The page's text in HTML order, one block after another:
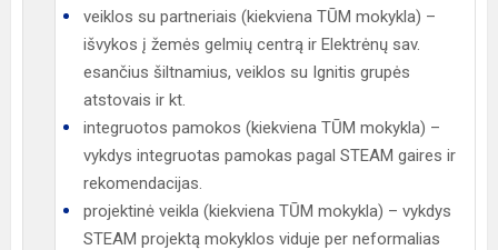
veiklos su partneriais (kiekviena TŪM mokykla) –
išvykos į žemės gelmių centrą ir Elektrėnų sav.
esančius šiltnamius, veiklos su Ignitis grupės
atstovais ir kt.
integruotos pamokos (kiekviena TŪM mokykla) –
vykdys integruotas pamokas pagal STEAM gaires ir
rekomendacijas.
projektinė veikla (kiekviena TŪM mokykla) – vykdys
STEAM projektą mokyklos viduje per neformalias